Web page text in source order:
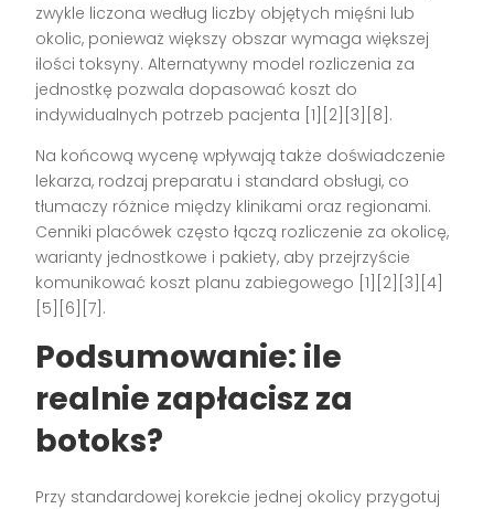
zwykle liczona według liczby objętych mięśni lub
okolic, ponieważ większy obszar wymaga większej
ilości toksyny. Alternatywny model rozliczenia za
jednostkę pozwala dopasować koszt do
indywidualnych potrzeb pacjenta [1][2][3][8].
Na końcową wycenę wpływają także doświadczenie
lekarza, rodzaj preparatu i standard obsługi, co
tłumaczy różnice między klinikami oraz regionami.
Cenniki placówek często łączą rozliczenie za okolicę,
warianty jednostkowe i pakiety, aby przejrzyście
komunikować koszt planu zabiegowego [1][2][3][4]
[5][6][7].
Podsumowanie: ile
realnie zapłacisz za
botoks?
Przy standardowej korekcie jednej okolicy przygotuj